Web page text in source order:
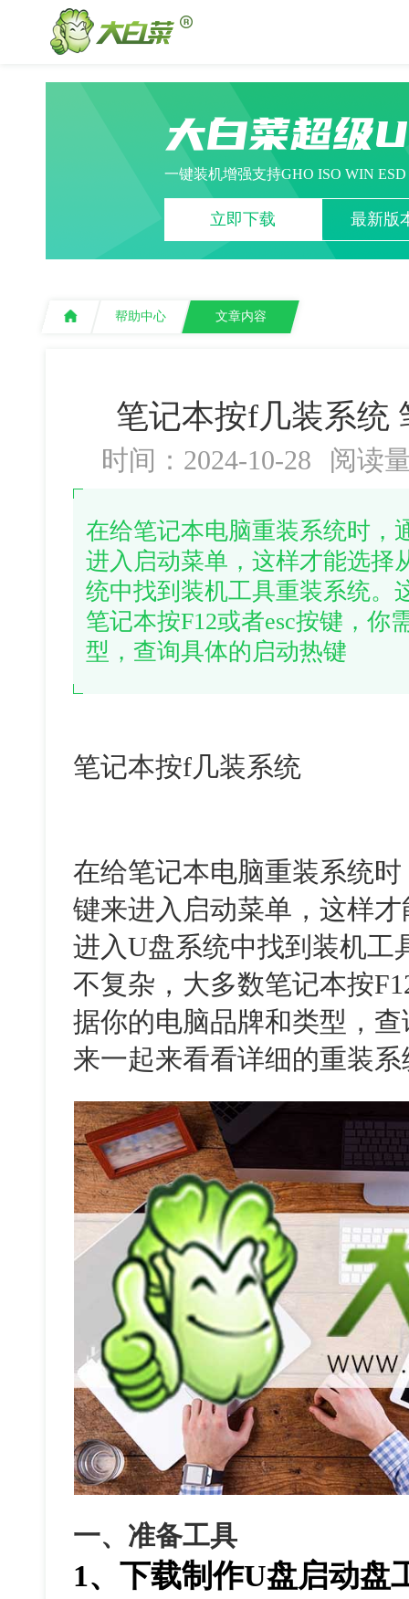
大白菜超级
一键装机增强支持GHO ISO WIN
立即下载 最新版
帮助中心 文章内容
笔记本按f几装系统
时间：2024-10-28 阅读
在给笔记本电脑重装系统时，
进入启动菜单，这样才能选择
统中找到装机工具重装系统。
笔记本按F12或者esc按键，你
型，查询具体的启动热键
笔记本按f几装系统
在给笔记本电脑重装系统
键来进入启动菜单，这样
进入U盘系统中找到装机工
不复杂，大多数笔记本按
据你的电脑品牌和类型，
来一起来看看详细的重装
一、准备工具
1、下载制作U盘启动盘